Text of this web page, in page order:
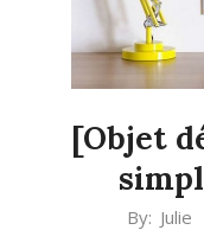
[Objet
By: Julie